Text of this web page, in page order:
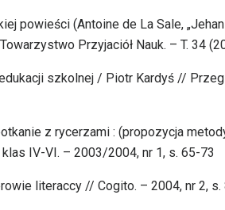
powieści (Antoine de La Sale,
Przyjaciół Nauk. – T. 34
szkolnej / Piotr Kardyś //
z rycerzami : (propozycja
IV-VI. – 2003/2004, nr 1, s. 65-73
literaccy // Cogito. – 2004, nr 2, s.